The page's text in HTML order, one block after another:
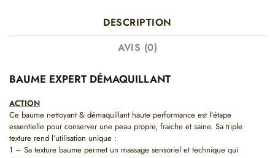
DESCRIPTION
AVIS (0)
BAUME EXPERT DÉMAQUILLANT
ACTION
Ce baume nettoyant & démaquillant haute performance est l’étape
essentielle pour conserver une peau propre, fraiche et saine. Sa triple
texture rend l’utilisation unique :
1 – Sa texture baume permet un massage sensoriel et technique qui